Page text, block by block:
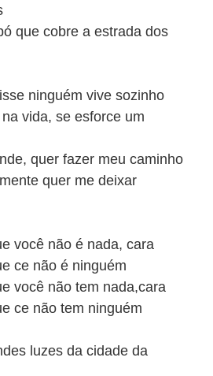
que cobre a estrada dos
ninguém vive sozinho
vida, se esforce um
quer fazer meu caminho
quer me deixar
você não é nada, cara
ce não é ninguém
você não tem nada,cara
ce não tem ninguém
luzes da cidade da